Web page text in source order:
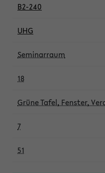
B2-240
UHG
Seminarraum
18
Grüne Tafel, Fenster,
7
51